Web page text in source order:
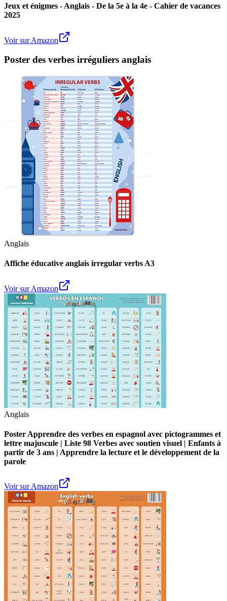
Jeux et énigmes - Anglais - De la 5e à la 4e - Cahier de vacances
2025
Voir sur Amazon
Poster des verbes irréguliers anglais
Anglais
Affiche éducative anglais irregular verbs A3
Voir sur Amazon
Anglais
Poster Apprendre des verbes en espagnol avec pictogrammes et
lettre majuscule | Liste 98 Verbes avec soutien visuel | Enfants à
partir de 3 ans | Apprendre la lecture et le développement de la
parole
Voir sur Amazon